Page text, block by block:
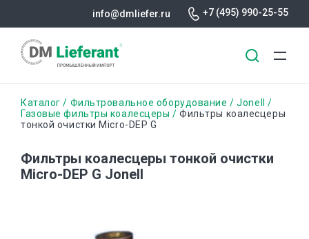
основному
info@dmliefer.ru +7 (495) 990-25-55
Строка
навигации
Каталог Фильтровальное оборудование
Jonell
Газовые фильтры коалесцеры
Фильтры коалесцеры
тонкой очистки Micro-DEP G
Фильтры коалесцеры тонкой очистки
Micro-DEP G Jonell